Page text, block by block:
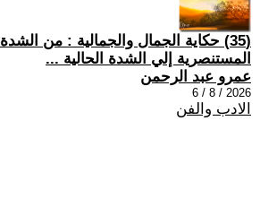
(35) حكاية الجمال والجمالية : من الشدة
المستنصرية إلي الشدة الحالية ...
عمرو عبد الرحمن
2026 / 8 / 6
الادب والفن